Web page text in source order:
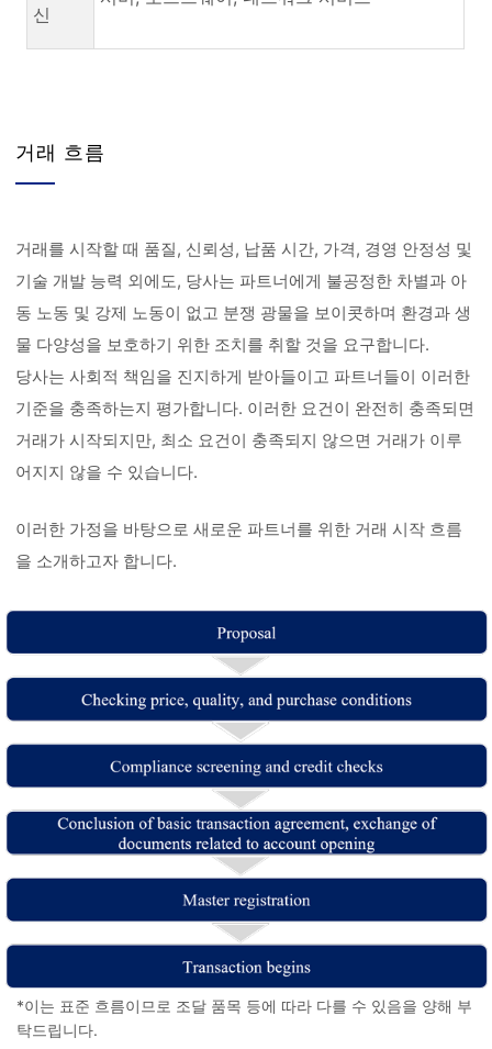
신
거래 흐름
거래를 시작할 때 품질, 신뢰성, 납품 시간, 가격, 경영 안정성 및
기술 개발 능력 외에도, 당사는 파트너에게 불공정한 차별과 아
동 노동 및 강제 노동이 없고 분쟁 광물을 보이콧하며 환경과 생
물 다양성을 보호하기 위한 조치를 취할 것을 요구합니다.
당사는 사회적 책임을 진지하게 받아들이고 파트너들이 이러한
기준을 충족하는지 평가합니다. 이러한 요건이 완전히 충족되면
거래가 시작되지만, 최소 요건이 충족되지 않으면 거래가 이루
어지지 않을 수 있습니다.
이러한 가정을 바탕으로 새로운 파트너를 위한 거래 시작 흐름
을 소개하고자 합니다.
*이는 표준 흐름이므로 조달 품목 등에 따라 다를 수 있음을 양해 부
탁드립니다.